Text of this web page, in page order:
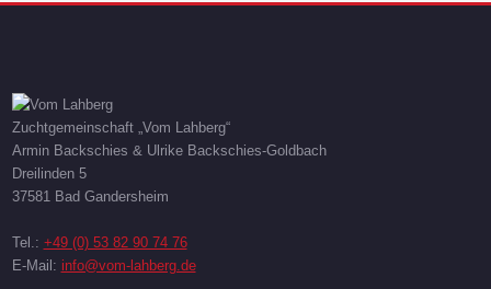
Zuchtgemeinschaft „Vom Lahberg“
Armin Backschies & Ulrike Backschies-Goldbach
Dreilinden 5
37581 Bad Gandersheim
Tel.: +49 (0) 53 82 90 74 76
E-Mail: info@vom-lahberg.de